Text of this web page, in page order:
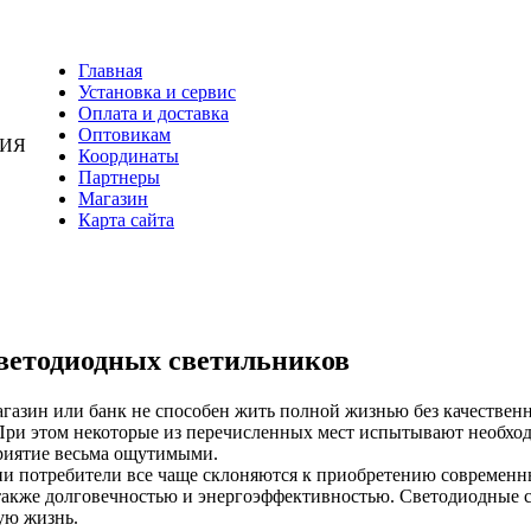
Главная
Установка и сервис
Оплата и доставка
Оптовикам
Координаты
Партнеры
Магазин
Карта сайта
светильников
или банк не способен жить полной жизнью без
этом некоторые из перечисленных мест испытывают
весьма ощутимыми.
потребители все чаще склоняются к приобретению
долговечностью и энергоэффективностью.
жизнь.